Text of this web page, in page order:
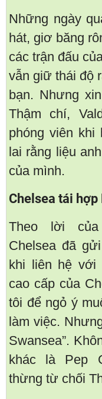
Những ngày
hát, giơ băng
các trận đấu
vẫn giữ thái độ
bạn. Nhưng
Thậm chí,
phóng viên
lai rằng liệu
của mình.
Chelsea tái
Theo lời của
Chelsea đã
khi liên hệ với
cao cấp của
tôi để ngỏ ý
làm việc.
Swansea”.
khác là Pep
thừng từ chối